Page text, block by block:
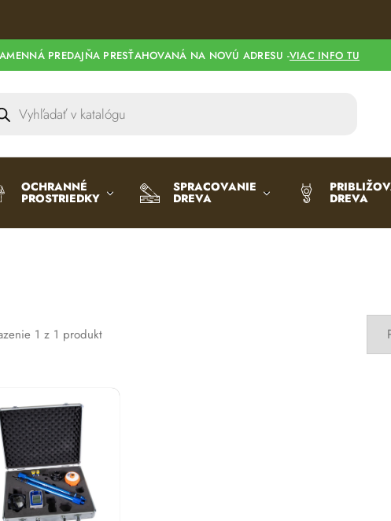
PREDAJŇA PRESŤAHOVANÁ NA NOVÚ ADRESU -VIAC INFO TU
OCHRANNÉ
PROSTRIEDKY
SPRACOVANIE
DREVA DREVA
1 z 1 produkt